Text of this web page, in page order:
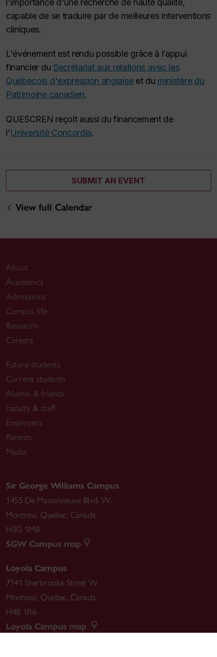
capable de se traduire par de meilleures interventions
cliniques.
L'événement est rendu possible grâce à l’appui
financier du Secrétariat aux relations avec les
Québécois d'expression anglaiseet du ministère du
Patrimoine canadien.
QUESCREN reçoit aussi du financement de
l'Université Concordia.
SUBMIT AN EVENT
View full Calendar
About
Academics
Admissions
Campus life
Research
Careers
Future students
Current students
Alumni & friends
Faculty & staff
Employers
Parents
Media
Sir George Williams Campus
1455 De Maisonneuve Blvd. W.
Montreal, Quebec, Canada
H3G 1M8
SGW Campus map
Loyola Campus
7141 Sherbrooke Street W.
Montreal, Quebec, Canada
H4B 1R6
Loyola Campus map